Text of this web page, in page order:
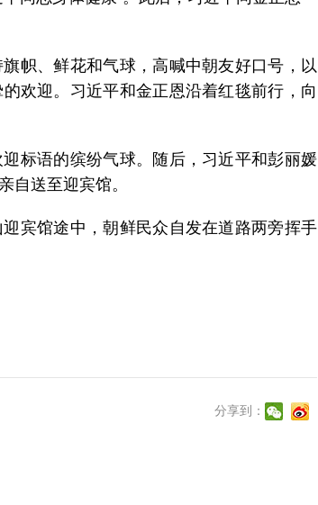
、鲜花和气球，高喊中朝友好口号，以
欢迎。习近平和金正恩沿着红毯前行，向
语的缤纷气球。随后，习近平和彭丽媛
送至迎宾馆。
馆途中，朝鲜民众自发在道路两旁挥手
分享到：